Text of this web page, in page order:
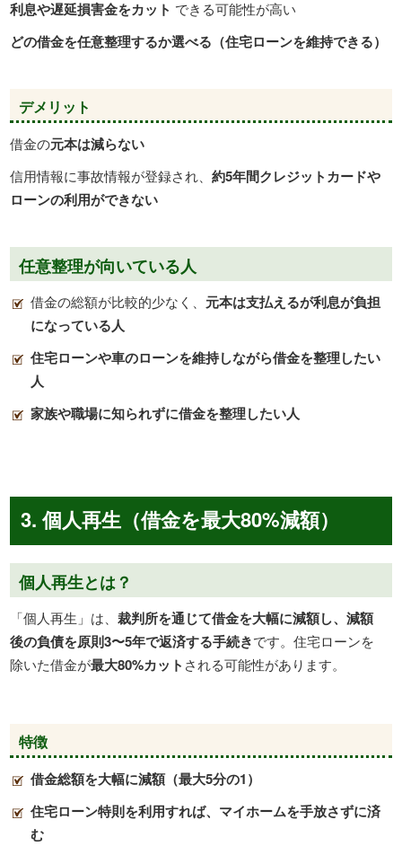
利息や遅延損害金をカット できる可能性が高い
どの借金を任意整理するか選べる（住宅ローンを維持できる）
デメリット
借金の元本は減らない
信用情報に事故情報が登録され、約5年間クレジットカードや
ローンの利用ができない
任意整理が向いている人
借金の総額が比較的少なく、 元本は支払えるが利息が負担
になっている人
住宅ローンや車のローンを維持しながら借金を整理したい
人
家族や職場に知られずに借金を整理したい人
3. 個人再生（借金を最大80%減額）
個人再生とは？
「個人再生」は、裁判所を通じて借金を大幅に減額し、減額
後の負債を原則3〜5年で返済する手続きです。住宅ローンを
除いた借金が最大80%カット される可能性があります。
特徴
借金総額を大幅に減額（最大5分の1）
住宅ローン特則を利用すれば、マイホームを手放さずに済
む